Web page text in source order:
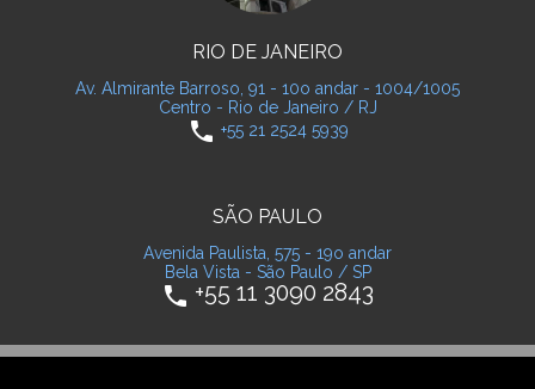
RIO DE JANEIRO
Av. Almirante Barroso, 91 - 10o andar - 1004/1005
Centro - Rio de Janeiro / RJ
phone +55 21 2524 5939
SÃO PAULO
Avenida Paulista, 575 - 19o andar
Bela Vista - São Paulo / SP
phone +55 11 3090 2843